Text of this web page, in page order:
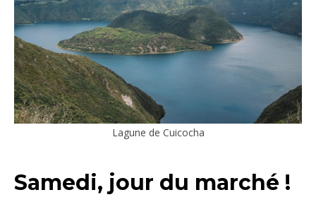
Lagune de Cuicocha
Samedi, jour du marché !